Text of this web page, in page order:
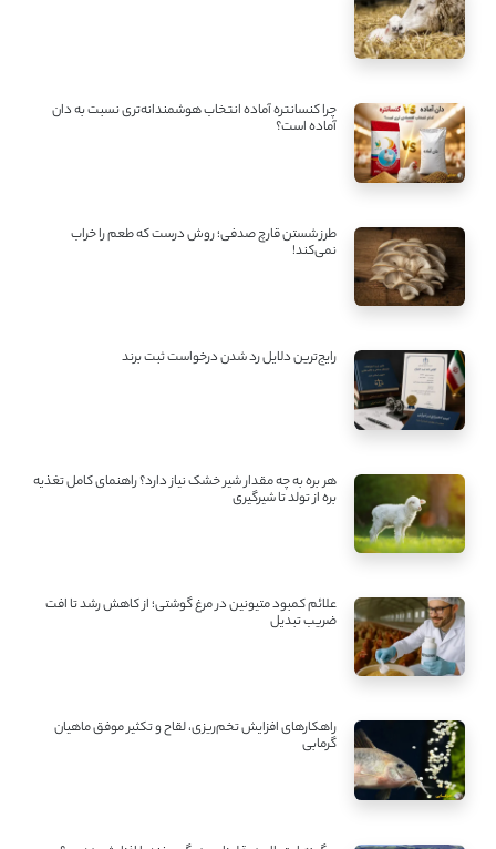
چرا کنسانتره آماده انتخاب هوشمندانه‌تری نسبت به دان
آماده است؟
طرز شستن قارچ صدفی؛ روش درست که طعم را خراب
نمی‌کند!
رایج‌ترین دلایل رد شدن درخواست ثبت برند
هر بره به چه مقدار شیر خشک نیاز دارد؟ راهنمای کامل تغذیه
بره از تولد تا شیرگیری
علائم کمبود متیونین در مرغ گوشتی؛ از کاهش رشد تا افت
ضریب تبدیل
راهکارهای افزایش تخم‌ریزی، لقاح و تکثیر موفق ماهیان
گرمابی